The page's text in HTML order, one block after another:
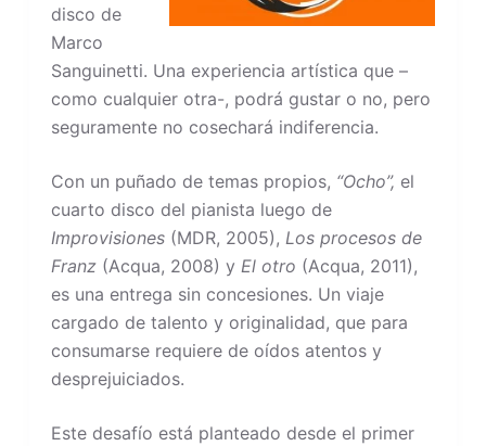
disco de
Marco
Sanguinetti. Una experiencia artística que –
como cualquier otra-, podrá gustar o no, pero
seguramente no cosechará indiferencia.
Con un puñado de temas propios, “Ocho”, el
cuarto disco del pianista luego de
Improvisiones (MDR, 2005), Los procesos de
Franz (Acqua, 2008) y El otro (Acqua, 2011),
es una entrega sin concesiones. Un viaje
cargado de talento y originalidad, que para
consumarse requiere de oídos atentos y
desprejuiciados.
Este desafío está planteado desde el primer